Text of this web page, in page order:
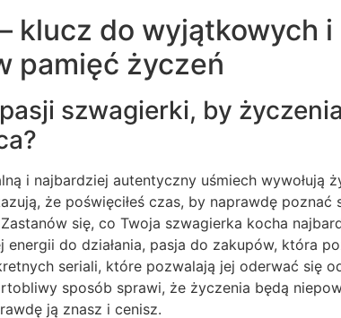
klucz do wyjątkowych i
pamięć życzeń
szwagierki, by
i najbardziej autentyczny uśmiech wywołują
że poświęciłeś czas, by naprawdę poznać
się, co Twoja szwagierka kocha
do działania, pasja do zakupów, która
seriali, które pozwalają jej oderwać się
sposób sprawi, że życzenia będą
ją znasz i cenisz.